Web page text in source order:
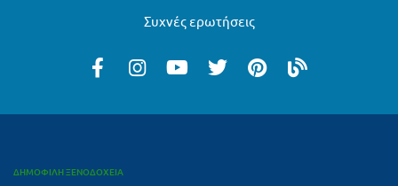
Μεσολόγγι
Συχνές ερωτήσεις
ΔΗΜΟΦΙΛΗ ΞΕΝΟΔΟΧΕΙΑ